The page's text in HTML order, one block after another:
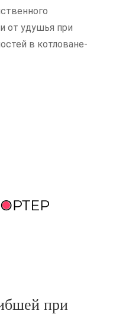
от удушья при
в котловане-
при